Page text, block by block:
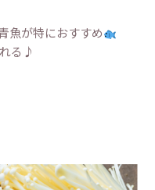
魚が特におすすめ
る♪